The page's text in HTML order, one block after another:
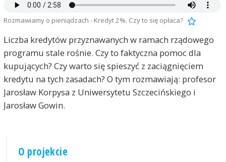
Rozmawiamy o pieniądzach - Kredyt 2%. Czy to się opłaca?
Liczba kredytów przyznawanych w ramach rządowego
programu stale rośnie. Czy to faktyczna pomoc dla
kupujących? Czy warto się spieszyć z zaciągnięciem
kredytu na tych zasadach? O tym rozmawiają: profesor
Jarosław Korpysa z Uniwersytetu Szczecińskiego i
Jarosław Gowin.
O projekcie